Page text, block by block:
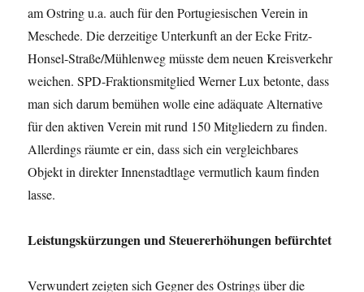
am Ostring u.a. auch für den Portugiesischen Verein in
Meschede. Die derzeitige Unterkunft an der Ecke Fritz-
Honsel-Straße/Mühlenweg müsste dem neuen Kreisverkehr
weichen. SPD-Fraktionsmitglied Werner Lux betonte, dass
man sich darum bemühen wolle eine adäquate Alternative
für den aktiven Verein mit rund 150 Mitgliedern zu finden.
Allerdings räumte er ein, dass sich ein vergleichbares
Objekt in direkter Innenstadtlage vermutlich kaum finden
lasse.
Leistungskürzungen und Steuererhöhungen befürchtet
Verwundert zeigten sich Gegner des Ostrings über die